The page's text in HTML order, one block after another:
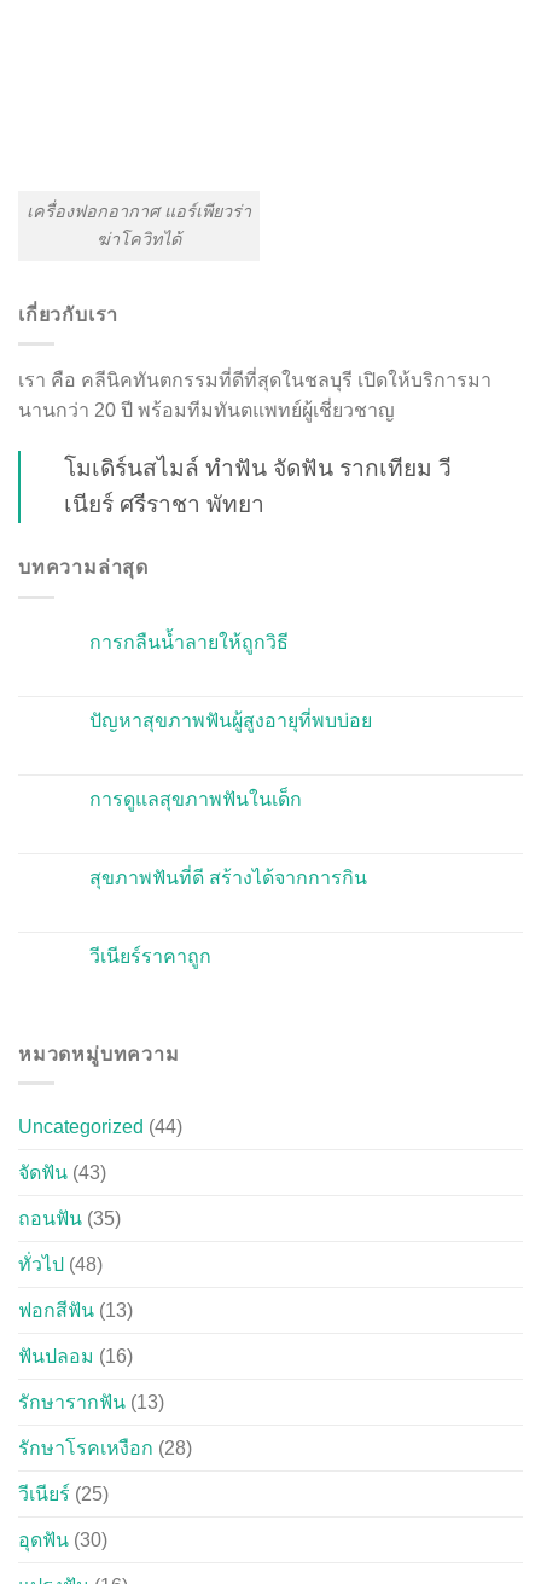
เครื่องฟอกอากาศ แอร์เพียวร่า
ฆ่าโควิทได้
เกี่ยวกับเรา
เรา คือ คลีนิคทันตกรรมที่ดีที่สุดในชลบุรี เปิดให้บริการมา
นานกว่า 20 ปี พร้อมทีมทันตแพทย์ผู้เชี่ยวชาญ
โมเดิร์นสไมล์ ทำฟัน จัดฟัน รากเทียม วี
เนียร์ ศรีราชา พัทยา
บทความล่าสุด
การกลืนน้ำลายให้ถูกวิธี
ปัญหาสุขภาพฟันผู้สูงอายุที่พบบ่อย
การดูแลสุขภาพฟันในเด็ก
สุขภาพฟันที่ดี สร้างได้จากการกิน
วีเนียร์ราคาถูก
หมวดหมู่บทความ
Uncategorized (44)
จัดฟัน (43)
ถอนฟัน (35)
ทั่วไป (48)
ฟอกสีฟัน (13)
ฟันปลอม (16)
รักษารากฟัน (13)
รักษาโรคเหงือก (28)
วีเนียร์ (25)
อุดฟัน (30)